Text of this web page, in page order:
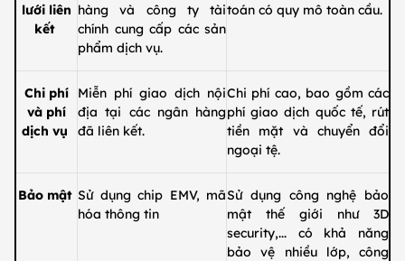
lưới liên
kết
hàng và công ty tài
chính cung cấp các sản
phẩm dịch vụ.
toán có quy mô toàn cầu.
Chi phí
và phí
dịch vụ
Miễn phí giao dịch nội
địa tại các ngân hàng
đã liên kết.
Chi phí cao, bao gồm các
phí giao dịch quốc tế, rút
tiền mặt và chuyển đổi
ngoại tệ.
Bảo mật Sử dụng chip EMV, mã
hóa thông tin
Sử dụng công nghệ bảo
mật thế giới như 3D
security,... có khả năng
bảo vệ nhiều lớp, công